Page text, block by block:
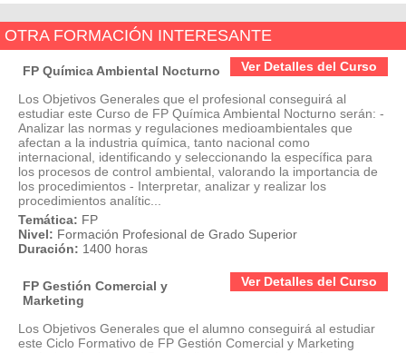
OTRA FORMACIÓN INTERESANTE
Ver Detalles del Curso
FP Química Ambiental Nocturno
Los Objetivos Generales que el profesional conseguirá al
estudiar este Curso de FP Química Ambiental Nocturno serán: -
Analizar las normas y regulaciones medioambientales que
afectan a la industria química, tanto nacional como
internacional, identificando y seleccionando la específica para
los procesos de control ambiental, valorando la importancia de
los procedimientos - Interpretar, analizar y realizar los
procedimientos analític...
Temática: FP
Nivel: Formación Profesional de Grado Superior
Duración: 1400 horas
Ver Detalles del Curso
FP Gestión Comercial y
Marketing
Los Objetivos Generales que el alumno conseguirá al estudiar
este Ciclo Formativo de FP Gestión Comercial y Marketing